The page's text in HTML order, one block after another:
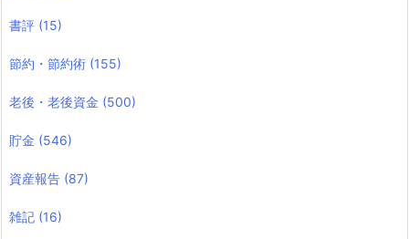
書評 (15)
節約・節約術 (155)
老後・老後資金 (500)
貯金 (546)
資産報告 (87)
雑記 (16)